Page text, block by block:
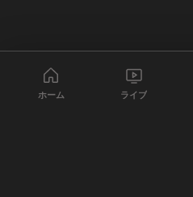
ホーム ライブ